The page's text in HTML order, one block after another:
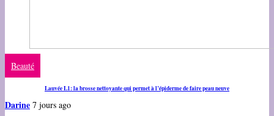
Beauté
Lauvée L1: la brosse nettoyante qui permet à l’épiderme de faire peau neuve
Darine 7 jours ago